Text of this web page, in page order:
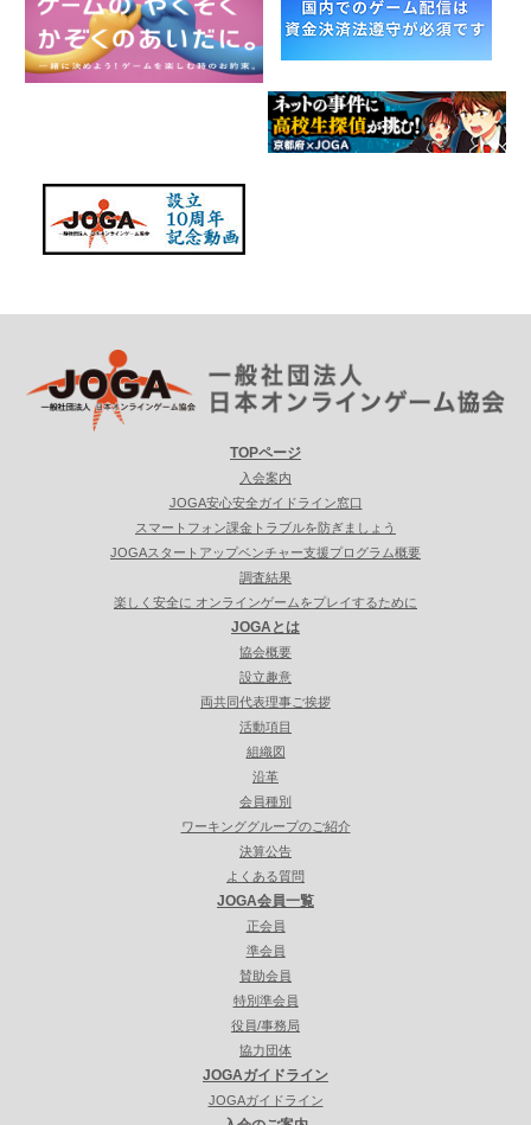
TOPページ
入会案内
JOGA安心安全ガイドライン窓口
スマートフォン課金トラブルを防ぎましょう
JOGAスタートアップベンチャー支援プログラム概要
調査結果
楽しく安全に オンラインゲームをプレイするために
JOGAとは
協会概要
設立趣意
両共同代表理事ご挨拶
活動項目
組織図
沿革
会員種別
ワーキンググループのご紹介
決算公告
よくある質問
JOGA会員一覧
正会員
準会員
賛助会員
特別準会員
役員/事務局
協力団体
JOGAガイドライン
JOGAガイドライン